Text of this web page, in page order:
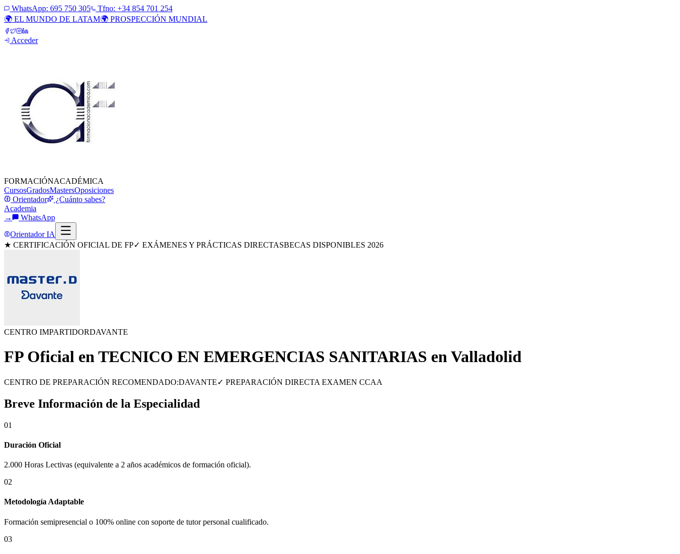
WhatsApp: 695 750 305
Tfno: +34 854 701 254
🌍 EL MUNDO DE LATAM🌍 PROSPECCIÓN MUNDIAL
Acceder
FORMACIÓNACADÉMICA
CursosGradosMastersOposiciones
Orientador
¿Cuánto sabes?
Academia
→
WhatsApp
Orientador IA
★ CERTIFICACIÓN OFICIAL DE FP✓ EXÁMENES Y PRÁCTICAS DIRECTASBECAS DISPONIBLES 2026
CENTRO IMPARTIDORDAVANTE
FP Oficial enTECNICO EN EMERGENCIAS SANITARIAS enValladolid
CENTRO DE PREPARACIÓN RECOMENDADO:DAVANTE✓ PREPARACIÓN DIRECTA EXAMEN CCAA
Breve Información de la Especialidad
01
Duración Oficial
2.000 Horas Lectivas (equivalente a 2 años académicos de formación oficial).
02
Metodología Adaptable
Formación semipresencial o 100% online con soporte de tutor personal cualificado.
03